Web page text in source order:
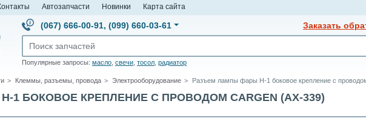
Автозапчасти Новинки Карта сайта
(067) 666-00-91, (099) 660-03-61 Заказать
Популярные запросы: масло свечи тосол радиатор
Клеммы, разъемы, провода Электрооборудование Разъем лампы фары Н-1 боковое крепление с
БОКОВОЕ КРЕПЛЕНИЕ С ПРОВОДОМ CARGEN (АХ-339)